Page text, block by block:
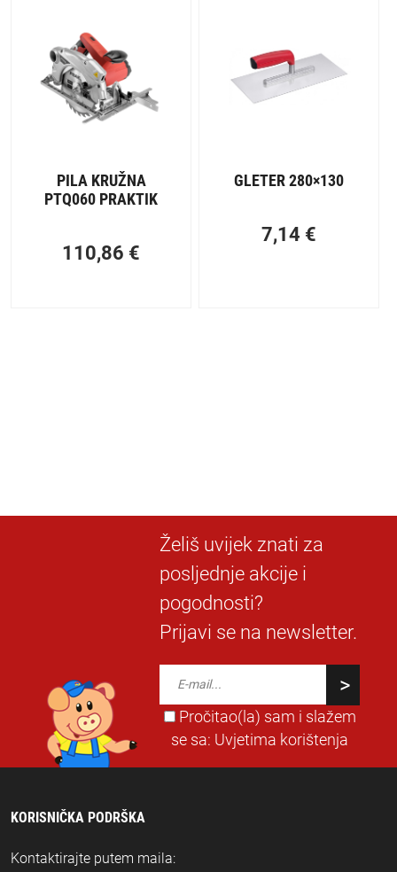
PILA KRUŽNA
PTQ060 PRAKTIK
110,86 €
GLETER 280×130
7,14 €
Želiš uvijek znati za
posljednje akcije i
pogodnosti?
Prijavi se na newsletter.
Pročitao(la) sam i slažem
se sa: Uvjetima korištenja
KORISNIČKA PODRŠKA
Kontaktirajte putem maila: